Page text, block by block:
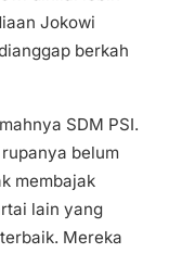
Jokowi
berkah
SDM PSI.
belum
membajak
lain yang
Mereka